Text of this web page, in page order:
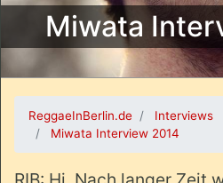
Miwata
ReggaeInBerlin.de
Interviews
Miwata Interview 2014